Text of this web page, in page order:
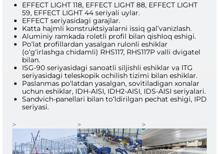
EFFECT LIGHT 118, EFFECT LIGHT 88, EFFECT LIGHT
59, EFFECT LIGHT 44 seriyali uylar.
EFFECT seriyasidagi garajlar.
Katta hajmli konstruktsiyalarni issiq gal’vanizlash.
Aluminiy ramkada roletli profil bilan qishloq eshigi.
Po‘lat profillardan yasalgan rulonli eshiklar
(o‘g‘irlashga chidamli) RHS117, RHS117P valli dvigatel
bilan.
ISG-90 seriyasidagi sanoatli siljishli eshiklar va ITG
seriyasidagi teleskopik ochilish tizimi bilan eshiklar.
Paslanmas po‘latdan yasalgan, sovitiladigan xonalar
uchun eshiklar, IDH-AISI, IDH2-AISI, IDS-AISI seriyalari.
Sandvich-panellari bilan to‘ldirilgan pechat eshigi, IPD
seriyasi.
>
> >